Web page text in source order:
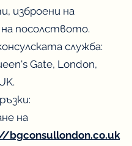
изброени на
посолството.
служба:
Gate, London,
на
bgconsullondon.co.uk